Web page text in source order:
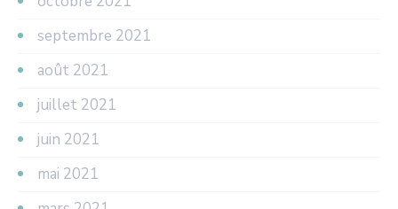
septembre 2021
août 2021
juillet 2021
juin 2021
mai 2021